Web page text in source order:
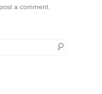
a comment.